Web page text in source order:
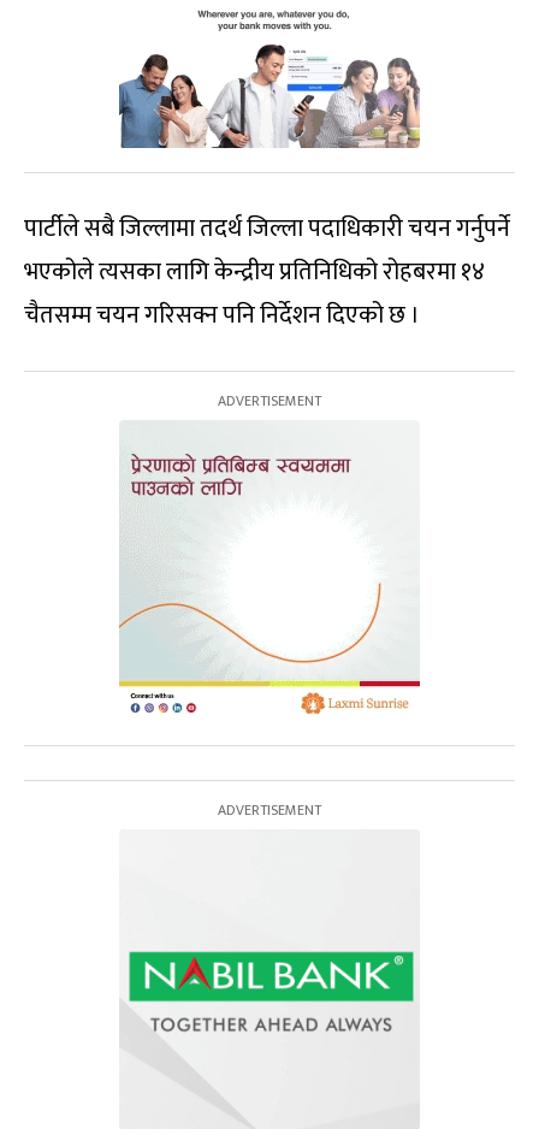
पार्टीले सबै जिल्लामा तदर्थ जिल्ला पदाधिकारी चयन गर्नुपर्ने
भएकोले त्यसका लागि केन्द्रीय प्रतिनिधिको रोहबरमा १४
चैतसम्म चयन गरिसक्न पनि निर्देशन दिएको छ ।